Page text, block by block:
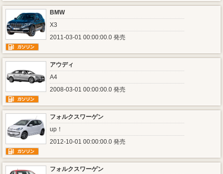
BMW
X3
2011-03-01 00:00:00.0 発売
アウディ
A4
2008-03-01 00:00:00.0 発売
フォルクスワーゲン
up！
2012-10-01 00:00:00.0 発売
フォルクスワーゲン